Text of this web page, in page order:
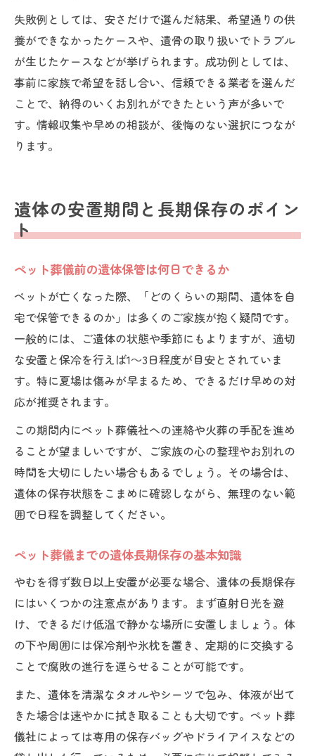
失敗例としては、安さだけで選んだ結果、希望通りの供
養ができなかったケースや、遺骨の取り扱いでトラブル
が生じたケースなどが挙げられます。成功例としては、
事前に家族で希望を話し合い、信頼できる業者を選んだ
ことで、納得のいくお別れができたという声が多いで
す。情報収集や早めの相談が、後悔のない選択につなが
ります。
遺体の安置期間と長期保存のポイン
ト
ペット葬儀前の遺体保管は何日できるか
ペットが亡くなった際、「どのくらいの期間、遺体を自
宅で保管できるのか」は多くのご家族が抱く疑問です。
一般的には、ご遺体の状態や季節にもよりますが、適切
な安置と保冷を行えば1～3日程度が目安とされていま
す。特に夏場は傷みが早まるため、できるだけ早めの対
応が推奨されます。
この期間内にペット葬儀社への連絡や火葬の手配を進め
ることが望ましいですが、ご家族の心の整理やお別れの
時間を大切にしたい場合もあるでしょう。その場合は、
遺体の保存状態をこまめに確認しながら、無理のない範
囲で日程を調整してください。
ペット葬儀までの遺体長期保存の基本知識
やむを得ず数日以上安置が必要な場合、遺体の長期保存
にはいくつかの注意点があります。まず直射日光を避
け、できるだけ低温で静かな場所に安置しましょう。体
の下や周囲には保冷剤や氷枕を置き、定期的に交換する
ことで腐敗の進行を遅らせることが可能です。
また、遺体を清潔なタオルやシーツで包み、体液が出て
きた場合は速やかに拭き取ることも大切です。ペット葬
儀社によっては専用の保存バッグやドライアイスなどの